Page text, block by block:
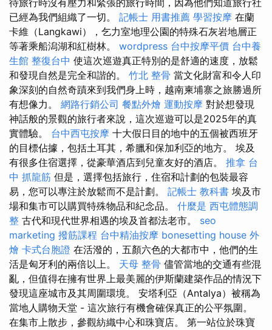
待旅行時沒有壓力和緊張的旅行時間，因為他們知道旅行社
已經為我們組織了一切。 記帳士 用書推薦 學習按摩 在蘭
卡維（Langkawi），乞力室地理公園的特殊石灰岩地層正
等著乘船潟湖和紅樹林。 wordpress 台中按摩平價 台中養
生館 整復台中 使這次巡遊真正特別的是舒適的速度，放鬆
和發現自然是完全和諧的。 竹北 整骨 當文化財富和令人印
象深刻的自然奇蹟來到我們身上時，越南柬埔寨之旅勝過所
有想像力。 網路行銷公司 餐點外燴 運動按摩 對於想發現
神話般的景觀的旅行者來說，這次巡遊可以是2025年的真
實體驗。 台中西屯按摩 十大假日目的地中的五個被西班牙
的目標佔據，包括土耳其，希臘和保加利亞的地方。 埃及
有很多住宿選擇，從豪華酒店到兒童友好的酒店。 推拿 台
中 抓龍筋 但是，選擇包括旅行，住宿和計劃的包裝最容
易，您可以專注於放鬆而不是計劃。 記帳士 教科書 埃及市
場和集市可以購買特殊物品和紀念品。 什麼是 西屯體態調
整 古代和現代世界相遇的埃及首都法老市。 seo
marketing 撥筋課程 台中精油按摩 bonesetting house 外
燴 卡式台胞證 在活潑的，五顏六色的大都市中，他們的生
活是匈牙利的兩倍以上。 天母 整骨 儘管當地的交通有些混
亂，但值得在擁有世界上最美麗的伊斯蘭建築作品的情況下
發現這座城市及其周圍環境。 安塔利亞（Antalya）被稱為
當地人購物天堂 - 這次旅行有機會確保真正的公平氛圍。
在集市上散步，參觀紡織中心和珠寶店。 第一站位於珠寶